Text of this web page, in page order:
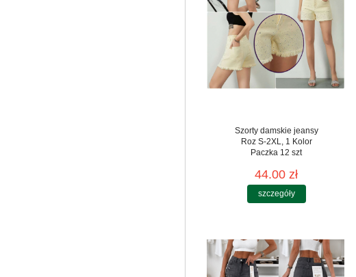
Szorty damskie jeansy
Roz S-2XL, 1 Kolor
Paczka 12 szt
44.00 zł
szczegóły